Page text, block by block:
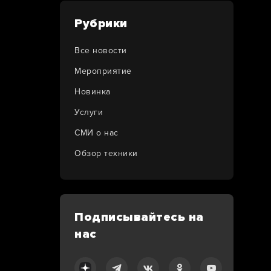
Рубрики
Все новости
Мероприятие
Новинка
Услуги
СМИ о нас
Обзор техники
Подписывайтесь на
нас